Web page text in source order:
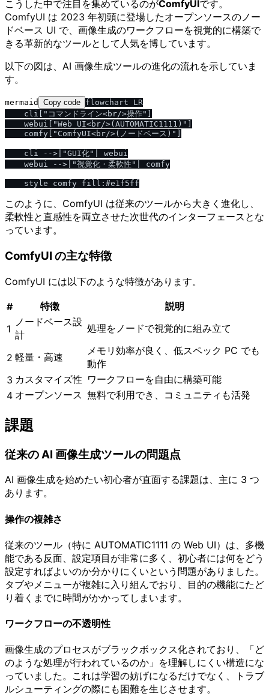
こうした中で注目を集めているのがComfyUIです。
ComfyUI は 2023 年初頭に登場したオープンソースのノー
ドベース UI で、画像生成のワークフローを視覚的に構築で
きる革新的なツールとして人気を博しています。
以下の図は、AI 画像生成ツールの進化の流れを示していま
す。
mermaid Copy code flowchart LR
    cli["コマンドライン<br/>操作"]
    webui["Web UI<br/>(AUTOMATIC1111)"]
    comfy["ComfyUI<br/>(ノードベース)"]
    cli -->|"GUI化"| webui
    webui -->|"視覚化・柔軟性"| comfy
このように、ComfyUI は従来のツールから大きく進化し、
柔軟性と直感性を両立させた次世代のインターフェースとな
っています。
ComfyUI の主な特徴
ComfyUI には以下のような特徴があります。
# 特徴
説明
1
ノードベース設
計
処理をノードで視覚的に組み立て
2 軽量・高速
メモリ効率が良く、低スペック PC でも
動作
3 カスタマイズ性 ワークフローを自由に構築可能
4 オープンソース 無料で利用でき、コミュニティも活発
課題
従来の AI 画像生成ツールの問題点
AI 画像生成を始めたい初心者が直面する課題は、主に 3 つ
あります。
操作の複雑さ
従来のツール（特に AUTOMATIC1111 の Web UI）は、多機
能である反面、設定項目が非常に多く、初心者には何をどう
設定すればよいのか分かりにくいという問題がありました。
タブやメニューが複雑に入り組んでおり、目的の機能にたど
り着くまでに時間がかかってしまいます。
ワークフローの不透明性
画像生成のプロセスがブラックボックス化されており、「ど
のような処理が行われているのか」を理解しにくい構造にな
っていました。これは学習の妨げになるだけでなく、トラブ
ルシューティングの際にも困難を生じさせます。